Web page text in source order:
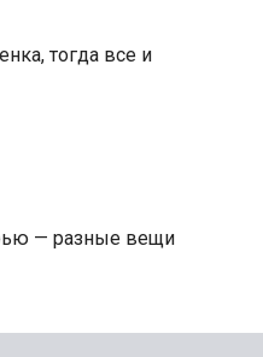
тогда все и
— разные вещи